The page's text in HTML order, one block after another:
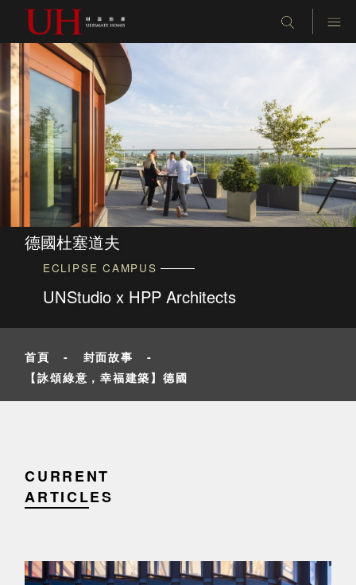
德國杜塞道夫
ECLIPSE CAMPUS
UNStudio x HPP Architects
首頁 - 封面故事
-
【詠頌綠意，幸福建築】德國
CURRENT
ARTICLES